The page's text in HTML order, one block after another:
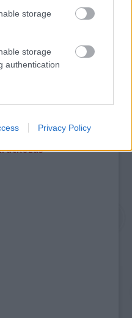
storage
storage
authentication
and other
Privacy Policy
szerelmes filmek
drogos film
anatómia
fotós szemével
fotók 2015-ből